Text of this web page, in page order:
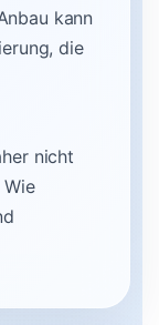
kann
die
nicht